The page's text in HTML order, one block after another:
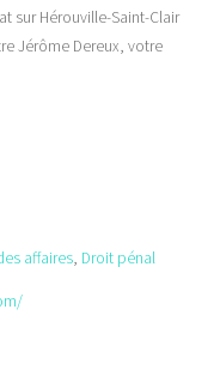
sur Hérouville-Saint-Clair
Jérôme Dereux, votre
affaires, Droit pénal